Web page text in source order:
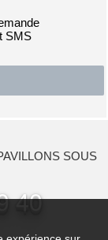
SMS
SOUS
40